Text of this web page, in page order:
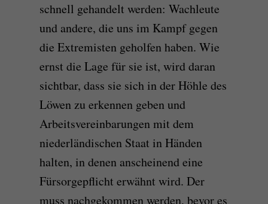
schnell gehandelt werden: Wachleute
und andere, die uns im Kampf gegen
die Extremisten geholfen haben. Wie
ernst die Lage für sie ist, wird daran
sichtbar, dass sie sich in der Höhle des
Löwen zu erkennen geben und
Arbeitsvereinbarungen mit dem
niederländischen Staat in Händen
halten, in denen anscheinend eine
Fürsorgepflicht erwähnt wird. Der
muss nachgekommen werden, bevor es